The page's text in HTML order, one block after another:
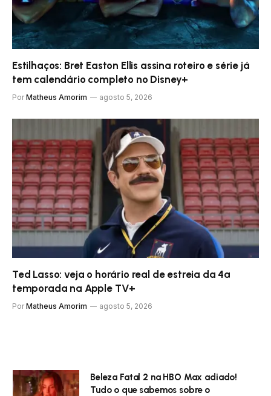
Estilhaços: Bret Easton Ellis assina roteiro e série já
tem calendário completo no Disney+
Por Matheus Amorim agosto 5, 2026
Ted Lasso: veja o horário real de estreia da 4ª
temporada na Apple TV+
Por Matheus Amorim agosto 5, 2026
Beleza Fatal 2 na HBO Max adiado!
Tudo o que sabemos sobre o